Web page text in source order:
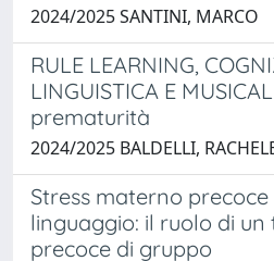
2024/2025 SANTINI, MARCO
RULE LEARNING,
LINGUISTICA E
prematurità
2024/2025 BALDELLI,
Stress materno precoce
linguaggio: il ruolo di
precoce di gruppo